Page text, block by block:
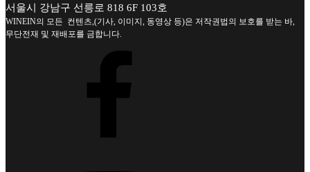
서울시 강남구 선릉로 818 6F 103호
WINEIN의 모든 컨텐츠,(기사, 이미지, 동영상 등)은 저작권법의 보호를 받는 바,
무단전재 및 재배포를 금합니다.